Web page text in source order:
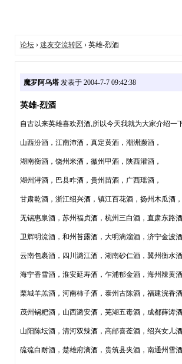
论坛› 迷友交流转区 › 英雄-烈酒
魔罗阿乌塔发表于 2004-7-7 09:42:38
英雄-烈酒
自古以来英雄喜欢烈酒,所以今天我就为大家介绍一
山西汾酒，江南沛酒，真定黄酒，潮洲濒酒，
湖南衡酒，饶州米酒，徽州甲酒，陕西灌酒，
湖州浔酒，巴县咋酒，贵州苗酒，广西瑶酒，
甘肃乾酒，浙江绍兴酒，镇江百花酒，扬州木瓜酒，
无锡惠泉酒，苏州福贞酒，杭州三白酒，直肃东路酒
卫辉明流酒，和州苔露酒，大明滴溜酒，济宁金波酒
云南包裹酒，四川潞江酒，湖南砂仁酒，翼州衡水酒
海宁香雪酒，淮安延寿酒，乍浦郁金酒，海州辣黄酒
栗城羊羔酒，河南柿子酒，泰州古陈酒，福建浣香酒
茂州锅粑酒，山西潞安酒，芜湖五毒酒，成都薛涛酒
山阳陈坛酒，清河双辣酒，高邮喜莶酒，绍兴女儿酒
硫巯白耐酒，楚雄府滴酒，贵筑县夹酒，南通州雪酒